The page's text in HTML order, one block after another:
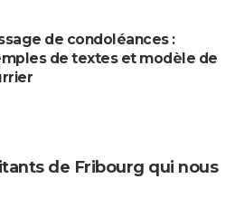
de condoléances :
de textes et modèle de
de Fribourg qui nous